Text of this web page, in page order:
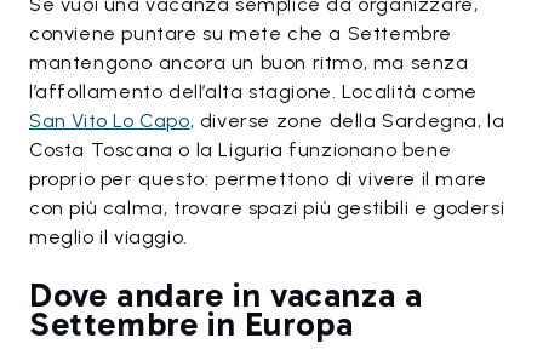
conviene puntare su mete che a Settembre
mantengono ancora un buon ritmo, ma senza
l’affollamento dell’alta stagione. Località come
San Vito Lo Capo, diverse zone della Sardegna, la
Costa Toscana o la Liguria funzionano bene
proprio per questo: permettono di vivere il mare
con più calma, trovare spazi più gestibili e godersi
meglio il viaggio.
Dove andare in vacanza a
Settembre in Europa